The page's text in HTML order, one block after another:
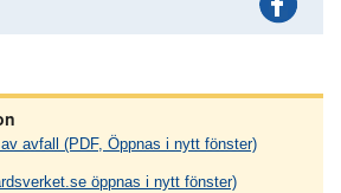
avfall (PDF, Öppnas i nytt fönster)
öppnas i nytt fönster)